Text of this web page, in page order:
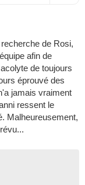
de Rosi,
afin de
de toujours
éprouvé des
jamais vraiment
ressent le
Malheureusement,